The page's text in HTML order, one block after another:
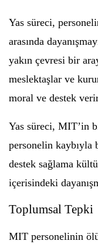
Yas süreci,
arasında
yakın çevresi bir
meslektaşlar ve
moral ve destek
Yas süreci, MIT’in
personelin
destek sağlama
içerisindeki
Toplumsal Tepki
MIT personelinin